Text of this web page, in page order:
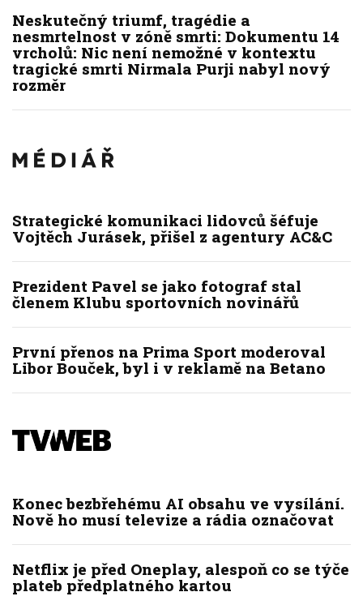
Neskutečný triumf, tragédie a
nesmrtelnost v zóně smrti: Dokumentu 14
vrcholů: Nic není nemožné v kontextu
tragické smrti Nirmala Purji nabyl nový
rozměr
Strategické komunikaci lidovců šéfuje
Vojtěch Jurásek, přišel z agentury AC&C
Prezident Pavel se jako fotograf stal
členem Klubu sportovních novinářů
První přenos na Prima Sport moderoval
Libor Bouček, byl i v reklamě na Betano
Konec bezbřehému AI obsahu ve vysílání.
Nově ho musí televize a rádia označovat
Netflix je před Oneplay, alespoň co se týče
plateb předplatného kartou